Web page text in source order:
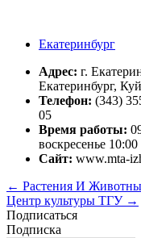
Екатеринбург
Адрес: г.
Екатеринбург,
Телефон: (343)
05
Время работы:
воскресенье
Сайт: www.mta-
← Растения И
Центр культуры ТГУ →
Подписаться
Подписка